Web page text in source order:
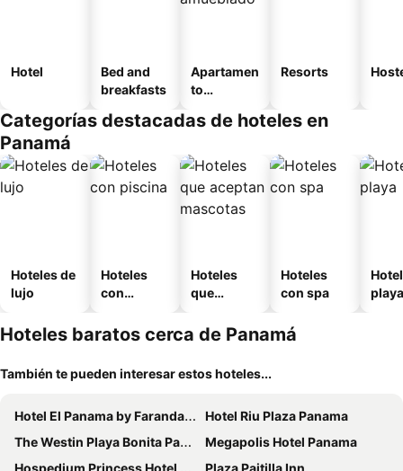
Hotel
Bed and
breakfasts
Apartamen
to
o
Resorts
Categorías destacadas de hoteles en
Panamá
Hoteles de
lujo
Hoteles
con
Hoteles
que
mascotas
Hoteles
con spa
playa
Hoteles baratos cerca de Panamá
También te pueden interesar estos hoteles...
Hotel El Panama by Faranda Grand, a member of Radisson Individuals
Hotel Riu Plaza Panama
The Westin Playa Bonita Panama
Megapolis Hotel Panama
Hospedium Princess Hotel Panamá
Plaza Paitilla Inn